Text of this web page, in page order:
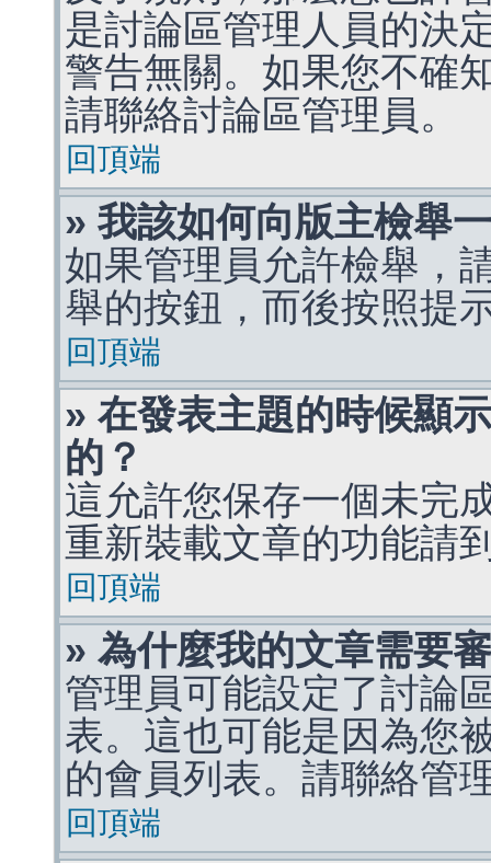
是討論區管理人員的決
警告無關。如果您不確
請聯絡討論區管理員。
回頂端
» 我該如何向版主檢舉
如果管理員允許檢舉，
舉的按鈕，而後按照提
回頂端
» 在發表主題的時候顯
的？
這允許您保存一個未完
重新裝載文章的功能請
回頂端
» 為什麼我的文章需要
管理員可能設定了討論
表。這也可能是因為您
的會員列表。請聯絡管
回頂端